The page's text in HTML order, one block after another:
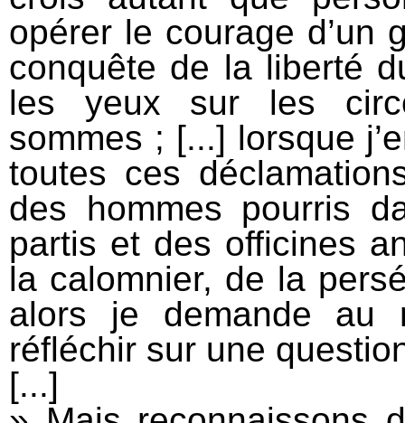
opérer le courage d’un
conquête de la liberté
les yeux sur les
sommes ; [...] lorsque
toutes ces
des hommes pourris
partis et des officines
la calomnier, de la
alors je demande au
réfléchir sur une
[...]